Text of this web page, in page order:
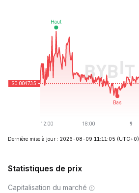
Dernière mise à jour : 2026-08-09 11:11:05 (UTC+0)
Statistiques de prix
Capitalisation du marché